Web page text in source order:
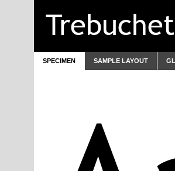
SPECIMEN SAMPLE LAYOUT